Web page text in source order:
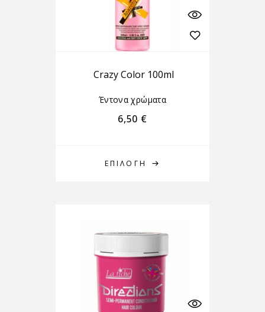
ΕΠΙΛΟΓΉ
Crazy Color 100ml
Έντονα χρώματα
6,50 €